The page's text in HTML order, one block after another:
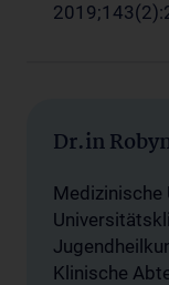
Dr.in
Medizinische
Klinische